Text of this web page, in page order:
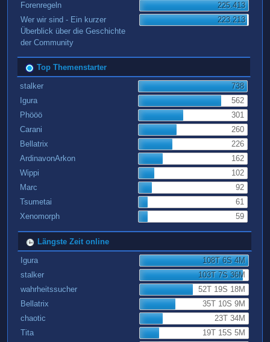
Forenregeln
225.413
Wer wir sind - Ein kurzer
Überblick über die Geschichte
der Community
223.213
Top Themenstarter
stalker
738
Igura
562
Phööö
301
Carani
260
Bellatrix
226
ArdinavonArkon
162
Wippi
102
Marc
92
Tsumetai
61
Xenomorph
59
Längste Zeit online
Igura
108T 6S 4M
stalker
103T 7S 36M
wahrheitssucher
52T 19S 18M
Bellatrix
35T 10S 9M
chaotic
23T 34M
Tita
19T 15S 5M